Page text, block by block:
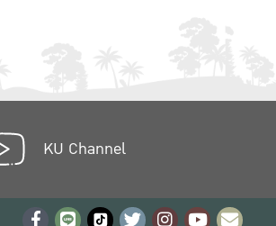
KU Channel